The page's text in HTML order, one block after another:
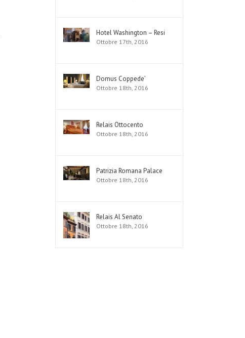
Hotel Washington – Resi
Ottobre 17th, 2016
Domus Coppede’
Ottobre 18th, 2016
Relais Ottocento
Ottobre 18th, 2016
Patrizia Romana Palace
Ottobre 18th, 2016
Relais Al Senato
Ottobre 18th, 2016